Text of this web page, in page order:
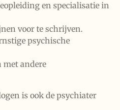
en specialisatie in
voor te schrijven.
psychische
met andere
is ook de psychiater